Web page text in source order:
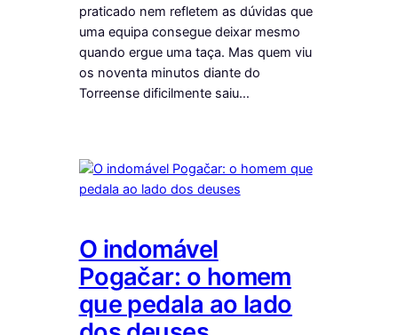
praticado nem refletem as dúvidas que
uma equipa consegue deixar mesmo
quando ergue uma taça. Mas quem viu
os noventa minutos diante do
Torreense dificilmente saiu…
O indomável
Pogačar: o homem
que pedala ao lado